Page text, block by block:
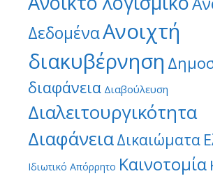
ΔεδομέναΑνοιχτή
διακυβέρνηση
διαφάνεια Διαβούλευση
Διαλειτουργικότητα
ΔιαφάνειαΔικαιώματα
Ιδιωτικό Απόρρητο Καινοτομία